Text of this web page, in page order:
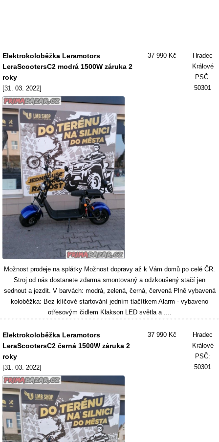
Elektrokoloběžka Leramotors
LeraScootersC2 modrá 1500W záruka 2
roky
[31. 03. 2022]
37 990 Kč
Hradec
Králové
PSČ:
50301
Možnost prodeje na splátky Možnost dopravy až k Vám domů po celé ČR.
Stroj od nás dostanete zdarma smontovaný a odzkoušený stačí jen
sednout a jezdit. V barvách: modrá, zelená, černá, červená Plně vybavená
koloběžka: Bez klíčové startování jedním tlačítkem Alarm - vybaveno
otřesovým čidlem Klakson LED světla a ....
Elektrokoloběžka Leramotors
LeraScootersC2 černá 1500W záruka 2
roky
[31. 03. 2022]
37 990 Kč
Hradec
Králové
PSČ:
50301